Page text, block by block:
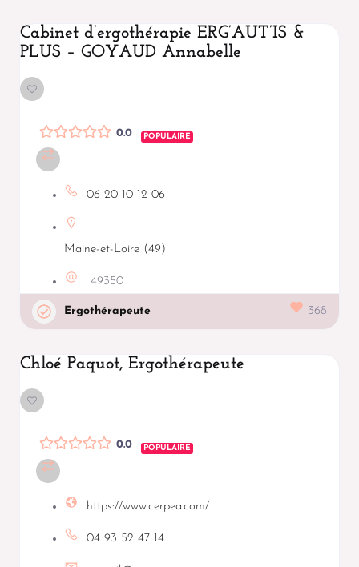
Cabinet d’ergothérapie ERG’AUT’IS &
PLUS – GOYAUD Annabelle
0.0 POPULAIRE
06 20 10 12 06
Maine-et-Loire (49)
49350
Ergothérapeute 368
Chloé Paquot, Ergothérapeute
0.0 POPULAIRE
https://www.cerpea.com/
04 93 52 47 14